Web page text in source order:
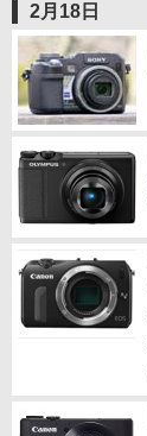
2月18日